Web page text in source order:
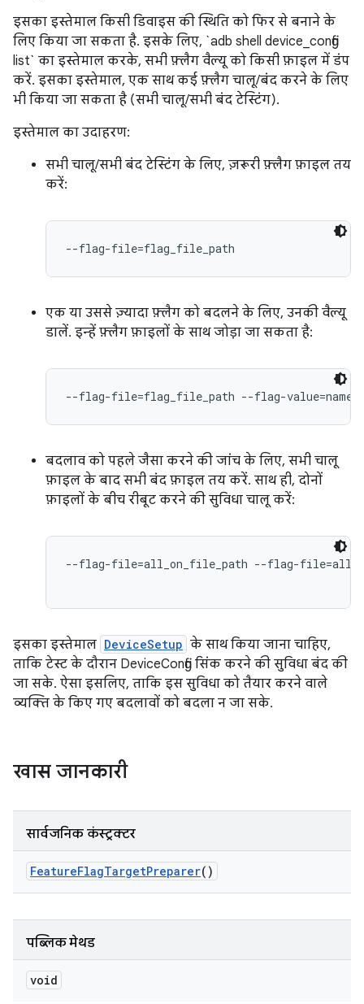
इसका इस्तेमाल किसी डिवाइस की स्थिति को फिर से बनाने के
लिए किया जा सकता है. इसके लिए, `adb shell device_config
list` का इस्तेमाल करके, सभी फ़्लैग वैल्यू को किसी फ़ाइल में डंप
करें. इसका इस्तेमाल, एक साथ कई फ़्लैग चालू/बंद करने के लिए
भी किया जा सकता है (सभी चालू/सभी बंद टेस्टिंग).
इस्तेमाल का उदाहरण:
सभी चालू/सभी बंद टेस्टिंग के लिए, ज़रूरी फ़्लैग फ़ाइल तय
करें:
--flag-file=flag_file_path
एक या उससे ज़्यादा फ़्लैग को बदलने के लिए, उनकी वैल्यू
डालें. इन्हें फ़्लैग फ़ाइलों के साथ जोड़ा जा सकता है:
--flag-file=flag_file_path --flag-
बदलाव को पहले जैसा करने की जांच के लिए, सभी चालू
फ़ाइल के बाद सभी बंद फ़ाइल तय करें. साथ ही, दोनों
फ़ाइलों के बीच रीबूट करने की सुविधा चालू करें:
--flag-file=all_on_file_path --flag-
इसका इस्तेमाल DeviceSetup के साथ किया जाना चाहिए,
ताकि टेस्ट के दौरान DeviceConfig सिंक करने की सुविधा बंद की
जा सके. ऐसा इसलिए, ताकि इस सुविधा को तैयार करने वाले
व्यक्ति के किए गए बदलावों को बदला न जा सके.
खास जानकारी
सार्वजनिक कंस्ट्रक्टर
FeatureFlagTargetPreparer()
पब्लिक मेथड
void